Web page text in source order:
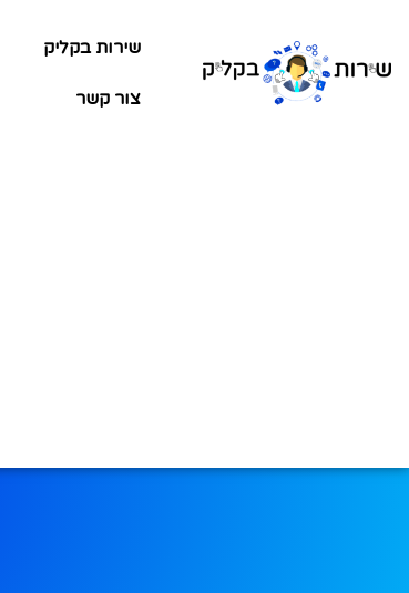
שירות בקליק
צור קשר